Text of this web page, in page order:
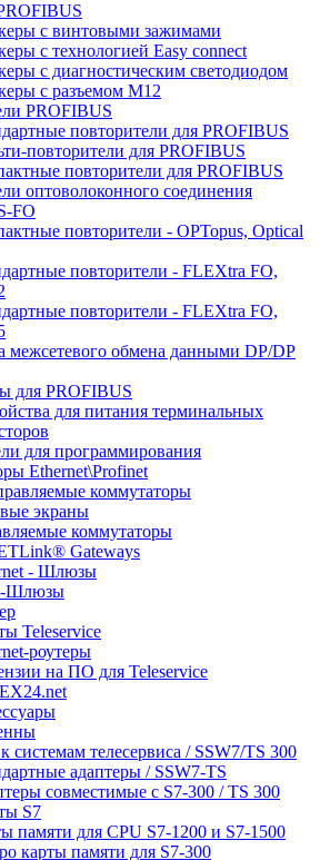
с винтовыми зажимами
с технологией Easy connect
с диагностическим светодиодом
с разъемом М12
PROFIBUS
повторители для PROFIBUS
повторители для PROFIBUS
повторители для PROFIBUS
оптоволоконного соединения
FO
повторители - OPTopus, Optical
повторители - FLEXtra FO,
повторители - FLEXtra FO,
межсетевого обмена данными DP/DP
для PROFIBUS
для питания терминальных
для программирования
Ethernet\Profinet
коммутаторы
экраны
коммутаторы
Gateways
- Шлюзы
Шлюзы
Teleservice
роутеры
на ПО для Teleservice
системам телесервиса / SSW7/TS 300
адаптеры / SSW7-TS
совместимые с S7-300 / TS 300
S7
памяти для CPU S7-1200 и S7-1500
карты памяти для S7-300